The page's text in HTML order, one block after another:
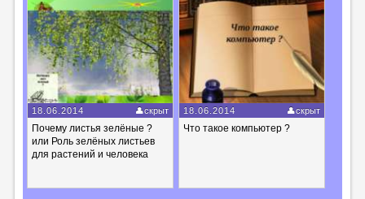
18.06.2014 скрыт
Почему листья зелёные ?
или Роль зелёных листьев
для растений и человека
18.06.2014 скрыт
Что такое компьютер ?